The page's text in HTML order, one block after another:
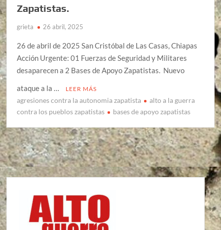
Zapatistas.
grieta 26 abril, 2025
26 de abril de 2025 San Cristóbal de Las Casas, Chiapas
Acción Urgente: 01 Fuerzas de Seguridad y Militares
desaparecen a 2 Bases de Apoyo Zapatistas. Nuevo
ataque a la …
LEER MÁS
agresiones contra la autonomia zapatista
alto a la guerra
contra los pueblos zapatistas
bases de apoyo zapatistas